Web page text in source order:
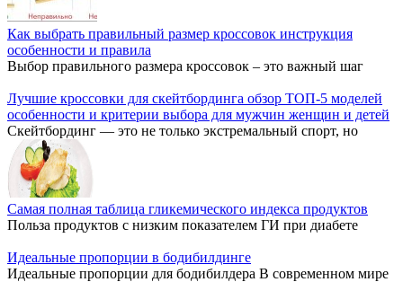
Как выбрать правильный размер кроссовок инструкция
особенности и правила
Выбор правильного размера кроссовок – это важный шаг
Лучшие кроссовки для скейтбординга обзор ТОП-5 моделей
особенности и критерии выбора для мужчин женщин и детей
Скейтбординг — это не только экстремальный спорт, но
Самая полная таблица гликемического индекса продуктов
Польза продуктов с низким показателем ГИ при диабете
Идеальные пропорции в бодибилдинге
Идеальные пропорции для бодибилдера В современном мире